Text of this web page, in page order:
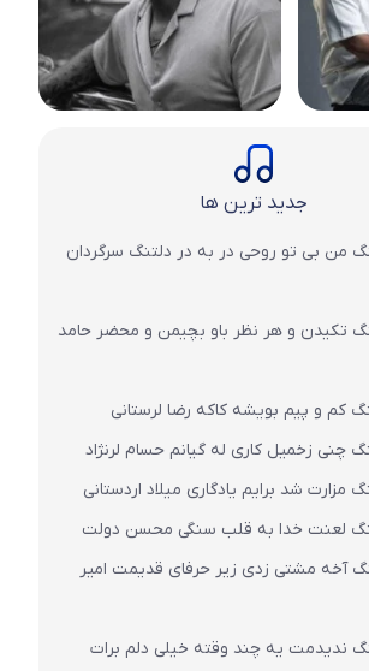
جدید ترین ها
من بی تو روحی در به در دلتنگ سرگردان
تکیدن و هر نظر باو بچیمن و محضر حامد
کم و پیم بویشه کاکه رضا لرستانی
چنی زخمیل کاری له گیانم حسام لرنژاد
مزارت شد برایم یادگاری میلاد اردستانی
لعنت خدا به قلب سنگی محسن دولت
آخه مشتی زدی زیر حرفای قدیمت امیر
ندیدمت یه چند وقته خیلی دلم برات